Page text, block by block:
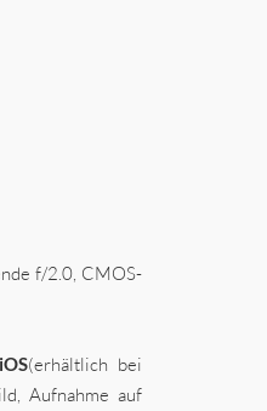
f/2.0, CMOS-
(erhältlich bei
Aufnahme auf